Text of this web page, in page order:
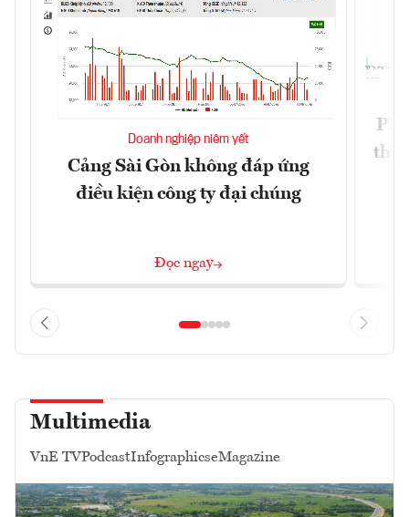
Doanh nghiệp niêm yết
Cảng Sài Gòn không đáp ứng
điều kiện công ty đại chúng
Đọc ngay
Multimedia
VnE TVPodcastInfographicseMagazine